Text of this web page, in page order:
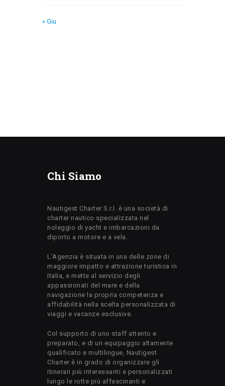
« Giu
Chi Siamo
Nautigest Charter S.r.l. è una società di
charter nautico specializzata nel
noleggio di yacht e imbarcazioni da
diporto a motore e a vela.
L’Agenzia è situata in una delle zone di
maggiore impatto e attrazione turistica in
Italia, e mette al servizio degli
appassionati del mare e della
navigazione la propria competenza e
affidabilità nella scelta personalizzata di
viaggi e vacanze esclusive.
Col supporto di uno staff attento e
preparato, e di un equipaggio altamente
qualificato e multilingue, Nautigest
Charter è in grado di organizzare gli
itinerari più interessanti e personalizzati
lungo le rotte più affascinanti e